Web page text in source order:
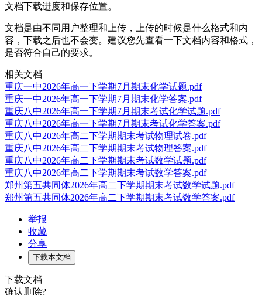
文档下载进度和保存位置。
文档是由不同用户整理和上传，上传的时候是什么格式和内
容，下载之后也不会变。建议您先查看一下文档内容和格式，
是否符合自己的要求。
相关文档
重庆一中2026年高一下学期7月期末化学试题.pdf
重庆一中2026年高一下学期7月期末化学答案.pdf
重庆八中2026年高一下学期7月期末考试化学试题.pdf
重庆八中2026年高一下学期7月期末考试化学答案.pdf
重庆八中2026年高二下学期期末考试物理试卷.pdf
重庆八中2026年高二下学期期末考试物理答案.pdf
重庆八中2026年高二下学期期末考试数学试题.pdf
重庆八中2026年高二下学期期末考试数学答案.pdf
郑州第五共同体2026年高二下学期期末考试数学试题.pdf
郑州第五共同体2026年高二下学期期末考试数学答案.pdf
举报
收藏
分享
下载本文档
下载文档
确认删除?